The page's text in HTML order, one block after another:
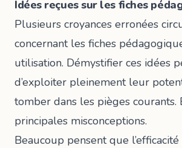
Idées reçues sur les fiches
Plusieurs croyances erronées
concernant les fiches
utilisation. Démystifier ces idées
d’exploiter pleinement leur
tomber dans les pièges courants.
principales misconceptions.
Beaucoup pensent que